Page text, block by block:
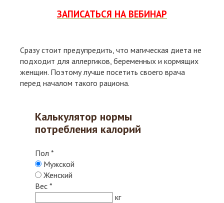
ЗАПИСАТЬСЯ НА ВЕБИНАР
Сразу стоит предупредить, что магическая диета не
подходит для аллергиков, беременных и кормящих
женщин. Поэтому лучше посетить своего врача
перед началом такого рациона.
Калькулятор нормы
потребления калорий
Пол *
Мужской
Женский
Вес *
кг